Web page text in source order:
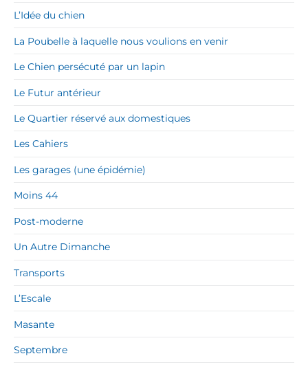
L’Idée du chien
La Poubelle à laquelle nous voulions en venir
Le Chien persécuté par un lapin
Le Futur antérieur
Le Quartier réservé aux domestiques
Les Cahiers
Les garages (une épidémie)
Moins 44
Post-moderne
Un Autre Dimanche
Transports
L’Escale
Masante
Septembre